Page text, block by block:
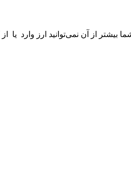
از آن نمی‌توانید ارز وارد ‌ یا ‌ از